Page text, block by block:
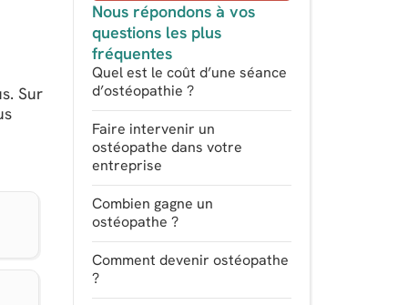
Sur
Nous répondons à vos
questions les plus
fréquentes
Quel est le coût d’une séance
d’ostéopathie ?
Faire intervenir un
ostéopathe dans votre
entreprise
Combien gagne un
ostéopathe ?
Comment devenir ostéopathe
?